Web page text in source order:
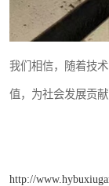
我们相信，随着技
值，为社会发展贡献
http://